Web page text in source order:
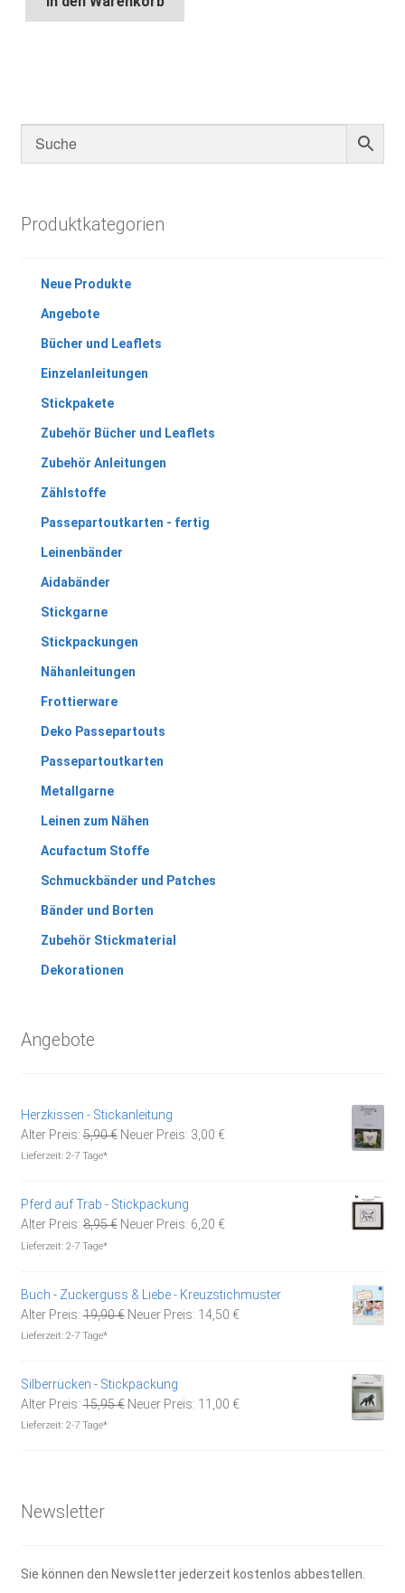
Produktkategorien
Neue Produkte
Angebote
Bücher und Leaflets
Einzelanleitungen
Stickpakete
Zubehör Bücher und Leaflets
Zubehör Anleitungen
Zählstoffe
Passepartoutkarten - fertig
Leinenbänder
Aidabänder
Stickgarne
Stickpackungen
Nähanleitungen
Frottierware
Deko Passepartouts
Passepartoutkarten
Metallgarne
Leinen zum Nähen
Acufactum Stoffe
Schmuckbänder und Patches
Bänder und Borten
Zubehör Stickmaterial
Dekorationen
Angebote
Herzkissen - Stickanleitung
Alter Preis: 5,90€ Ursprünglicher
Neuer Preis: 3,00 €Aktueller
Lieferzeit: 2-7 Tage*
Pferd auf Trab - Stickpackung
Alter Preis: 8,95€ Ursprünglicher
Neuer Preis: 6,20 €Aktueller
Lieferzeit: 2-7 Tage*
Buch - Zuckerguss & Liebe - Kreuzstichmuster
Alter Preis: 19,90€ Ursprünglicher
Neuer Preis: 14,50 €Aktueller
Lieferzeit: 2-7 Tage*
Silberrücken - Stickpackung
Alter Preis: 15,95€ Ursprünglicher
Neuer Preis: 11,00 €Aktueller
Lieferzeit: 2-7 Tage*
Newsletter
Sie können den Newsletter jederzeit kostenlos abbestellen.